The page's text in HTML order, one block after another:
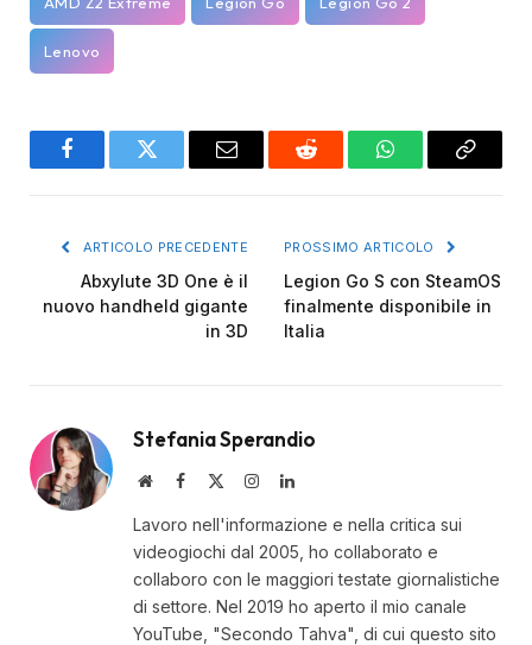
Lenovo
FacebookTwitter Email Reddit WhatsAppCopy
ARTICOLO PRECEDENTE
Abxylute 3D One è il
nuovo handheld gigante
in 3D
PROSSIMO ARTICOLO
Legion Go S con SteamOS
finalmente disponibile in
Italia
Stefania Sperandio
WebsiteFacebook InstagramLinkedIn
Lavoro nell'informazione e nella critica sui
videogiochi dal 2005, ho collaborato e
collaboro con le maggiori testate giornalistiche
di settore. Nel 2019 ho aperto il mio canale
YouTube, "Secondo Tahva", di cui questo sito